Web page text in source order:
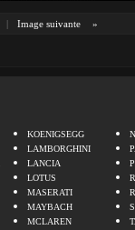
| Image suivante »
KOENIGSEGG
LAMBORGHINI
LANCIA
LOTUS
MASERATI
MAYBACH
MCLAREN